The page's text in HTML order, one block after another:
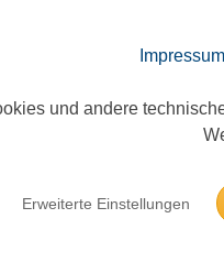
Impressum
und andere
Erweiterte Einstellungen
Zehlendorf
zur Insel Imchen